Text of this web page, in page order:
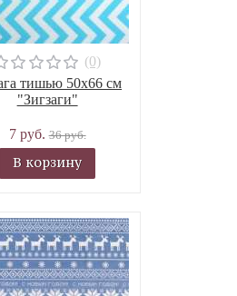
(0)
тишью 50х66 см
"Зигзаги"
7 руб.36 руб.
В корзину